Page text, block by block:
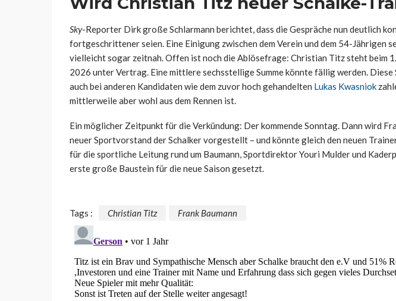
Sky-Reporter Dirk große Schlarmann berichtet, dass die Gespräche nun deutlich
fortgeschrittener seien. Eine Einigung zwischen dem Verein und dem 54-Jährigen
vielleicht sogar zeitnah. Offen ist noch die Ablösefrage: Christian Titz steht beim
2026 unter Vertrag. Eine mittlere sechsstellige Summe könnte fällig werden. Diese
auch bei anderen Kandidaten wie dem zuvor hoch gehandelten Lukas Kwasniok
mittlerweile aber wohl aus dem Rennen ist.
Ein möglicher Zeitpunkt für die Verkündung: Der kommende Sonntag. Dann wird
neuer Sportvorstand der Schalker vorgestellt – und könnte gleich den neuen
für die sportliche Leitung rund um Baumann, Sportdirektor Youri Mulder und
erste große Baustein für die neue Saison gesetzt.
Tags : Christian Titz Frank Baumann